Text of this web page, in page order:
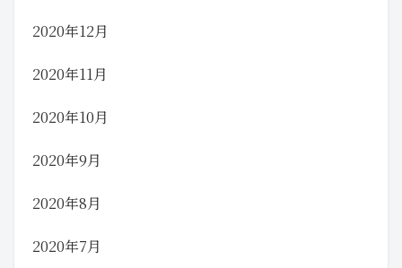
2020年12月
2020年11月
2020年10月
2020年9月
2020年8月
2020年7月